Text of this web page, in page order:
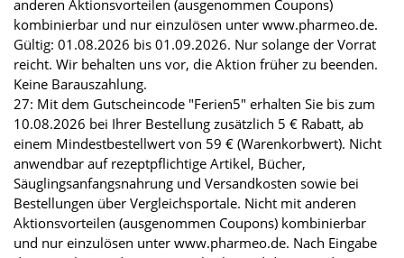
anderen Aktionsvorteilen (ausgenommen Coupons)
kombinierbar und nur einzulösen unter www.pharmeo.de.
Gültig: 01.08.2026 bis 01.09.2026. Nur solange der Vorrat
reicht. Wir behalten uns vor, die Aktion früher zu beenden.
Keine Barauszahlung.
27: Mit dem Gutscheincode "Ferien5" erhalten Sie bis zum
10.08.2026 bei Ihrer Bestellung zusätzlich 5 € Rabatt, ab
einem Mindestbestellwert von 59 € (Warenkorbwert). Nicht
anwendbar auf rezeptpflichtige Artikel, Bücher,
Säuglingsanfangsnahrung und Versandkosten sowie bei
Bestellungen über Vergleichsportale. Nicht mit anderen
Aktionsvorteilen (ausgenommen Coupons) kombinierbar
und nur einzulösen unter www.pharmeo.de. Nach Eingabe